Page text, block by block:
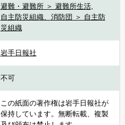
避難・避難所 ＞ 避難所生活,
自主防災組織、消防団 ＞ 自主防
災組織
岩手日報社
不可
この紙面の著作権は岩手日報社が
保持しています。無断転載、複製